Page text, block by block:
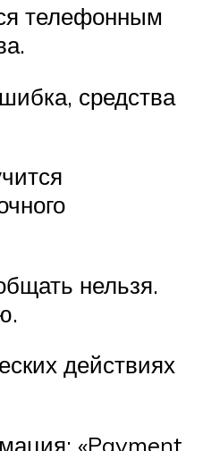
телефонным
средства
нельзя.
действиях
«Payment